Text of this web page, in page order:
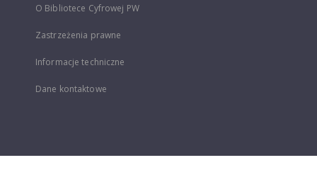
O Bibliotece Cyfrowej PW
Zastrzeżenia prawne
Informacje techniczne
Dane kontaktowe